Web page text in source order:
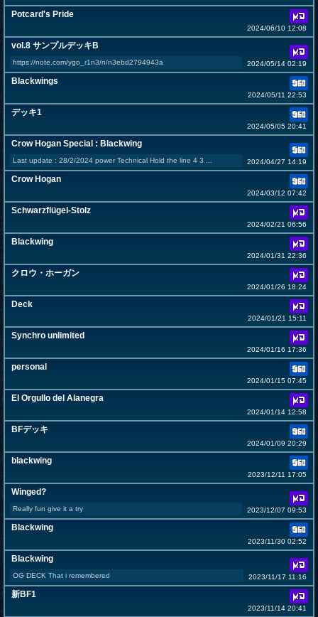
Potcard's Pride
2024/06/10 12:08
vol.8 サンプルデッキB
https://note.com/ygo_r1n3/n/n3ebd2794943a 2024/05/14 02:19
Blackwings
2024/05/11 22:53
デッキ1
2024/05/05 20:41
Crow Hogan Special : Blackwing
Last update : 28/2/2024 power Technical Hold the line 4 3 ... 2024/04/27 14:19
Crow Hogan
2024/03/12 07:42
Schwarzflügel-Stolz
2024/02/21 06:56
Blackwing
2024/01/31 22:36
クロウ・ホーガン
2024/01/26 18:24
Deck
2024/01/21 15:11
Synchro unlimited
2024/01/16 17:36
personal
2024/01/15 07:45
El Orgullo del Alanegra
2024/01/14 12:58
BFデッキ
2024/01/09 20:29
blackwing
2023/12/11 17:05
Winged?
Really fun give it a try 2023/12/07 09:53
Blackwing
2023/11/30 02:52
Blackwing
OG DECK That i remembered 2023/11/17 11:16
新BF1
2023/11/14 20:41